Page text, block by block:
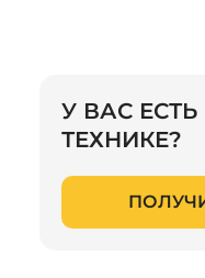
У ВАС
ТЕХНИКЕ?